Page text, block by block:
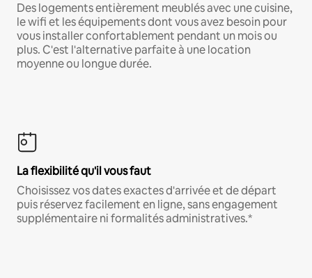
Des logements entièrement meublés avec une cuisine,
le wifi et les équipements dont vous avez besoin pour
vous installer confortablement pendant un mois ou
plus. C'est l'alternative parfaite à une location
moyenne ou longue durée.
La flexibilité qu'il vous faut
Choisissez vos dates exactes d'arrivée et de départ
puis réservez facilement en ligne, sans engagement
supplémentaire ni formalités administratives.*